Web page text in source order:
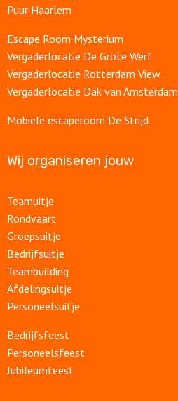
Puur Haarlem
Escape Room Mysterium
Vergaderlocatie De Grote Werf
Vergaderlocatie Rotterdam View
Vergaderlocatie Dak van Amsterdam
Mobiele escaperoom De Strijd
Wij organiseren jouw
Teamuitje
Rondvaart
Groepsuitje
Bedrijfsuitje
Teambuilding
Afdelingsuitje
Personeelsuitje
Bedrijfsfeest
Personeelsfeest
Jubileumfeest